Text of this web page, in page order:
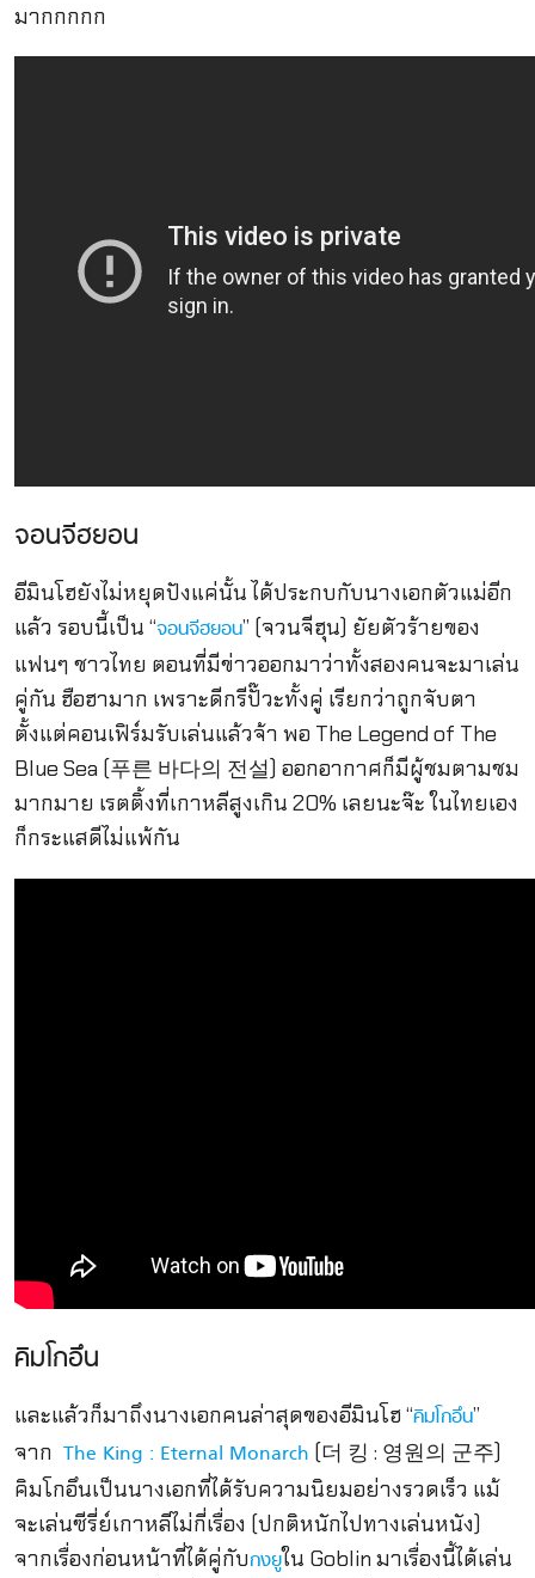
มากกกกก
จอนจีฮยอน
อีมินโฮยังไม่หยุดปังแค่นั้น ได้ประกบกับนางเอกตัวแม่อีก
แล้ว รอบนี้เป็น “จอนจีฮยอน” (จวนจีฮุน) ยัยตัวร้ายของ
แฟนๆ ชาวไทย ตอนที่มีข่าวออกมาว่าทั้งสองคนจะมาเล่น
คู่กัน ฮือฮามาก เพราะดีกรีปั๊วะทั้งคู่ เรียกว่าถูกจับตา
ตั้งแต่คอนเฟิร์มรับเล่นแล้วจ้า พอ The Legend of The
Blue Sea (푸른 바다의 전설) ออกอากาศก็มีผู้ชมตามชม
มากมาย เรตติ้งที่เกาหลีสูงเกิน 20% เลยนะจ๊ะ ในไทยเอง
ก็กระแสดีไม่แพ้กัน
คิมโกอึน
และแล้วก็มาถึงนางเอกคนล่าสุดของอีมินโฮ “คิมโกอึน”
จาก The King : Eternal Monarch (더 킹 : 영원의 군주)
คิมโกอึนเป็นนางเอกที่ได้รับความนิยมอย่างรวดเร็ว แม้
จะเล่นซีรี่ย์เกาหลีไม่กี่เรื่อง (ปกติหนักไปทางเล่นหนัง)
จากเรื่องก่อนหน้าที่ได้คู่กับกงยูใน Goblin มาเรื่องนี้ได้เล่น